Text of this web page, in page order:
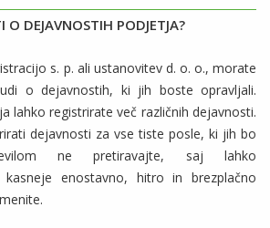
O DEJAVNOSTIH PODJETJA?
s. p. ali ustanovitev d. o. o., morate
o dejavnostih, ki jih boste opravljali.
lahko registrirate več različnih dejavnosti.
dejavnosti za vse tiste posle, ki jih bo
ne pretiravajte, saj lahko
enostavno, hitro in brezplačno